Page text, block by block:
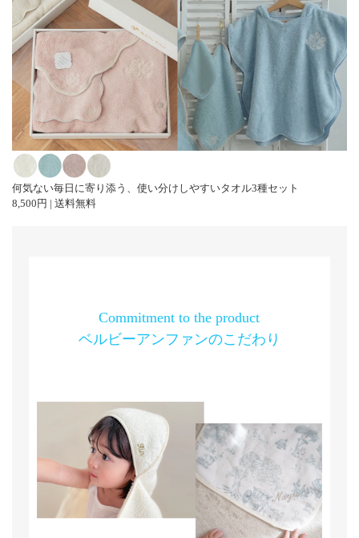
何気ない毎日に寄り添う、使い分けしやすいタオル3種セット
8,500円 | 送料無料
Commitment to the product
ベルビーアンファンのこだわり